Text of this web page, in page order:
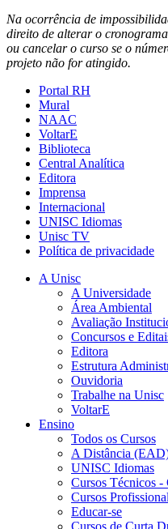
Na ocorrência de
direito de alterar o
ou cancelar o curso se o
projeto não for atingido.
Portal RH
Mural
NAAC
VoltarE
Biblioteca
Central Analítica
Editora
Imprensa
Internacional
UNISC Idiomas
Unisc TV
Política de privacidade
A Unisc
A Universidade
Área Ambiental
Avaliação
Concursos e
Editora
Estrutura
Ouvidoria
Trabalhe na Unisc
VoltarE
Ensino
Todos os Cursos
A Distância
UNISC Idiomas
Cursos Técnicos
Cursos
Educar-se